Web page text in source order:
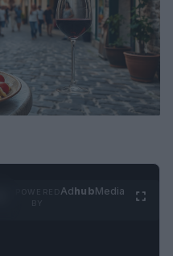
AdhubMedia